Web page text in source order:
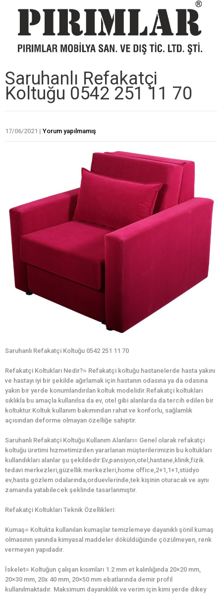
Saruhanlı Refakatçi
Koltuğu 0542 251 11 70
17/06/2021 | Yorum yapılmamış
Saruhanlı Refakatçi Koltuğu 0542 251 11 70
Refakatçi Koltukları Nedir?= Refakatçi koltuğu hastanelerde hasta yakını
ve hastayı iyi bir şekilde ağırlamak için hastanın odasına ya da odasına
yakın bir yerde konumlandırılan koltuk modelidir.Refakatçi koltukları
sıklıkla bu amaçla kullanılsa da ev, otel gibi alanlarda da tercih edilen bir
koltuktur.Koltuk kullanım bakımından rahat ve konforlu, sağlamlık
açısından deforme olmayan özelliğe sahiptir.
Saruhanlı Refakatçi Koltuğu Kullanım Alanları= Genel olarak refakatçi
koltuğu üretimi hizmetimizden yararlanan müşterilerimizin bu koltukları
kullandıkları alanlar şu şekildedir:Ev,pansiyon,otel,hastane,klinik,fizik
tedavi merkezleri,güzellik merkezleri,home office,2+1,1+1,stüdyo
ev,hasta gözlem odalarında,orduevlerinde,tek kişinin oturacak ve aynı
zamanda yatabilecek şeklinde tasarlanmıştır.
Refakatçi Koltukları Teknik Özellikleri:
Kumaş= Koltukta kullanılan kumaşlar temizlemeye dayanıklı şönil kumaş
olmasının yanında kimyasal maddeler döküldüğünde çözülmeyen, renk
vermeyen yapıdadır.
İskelet= Koltuğun çalışan kısımları 1.2 mm et kalınlığında 20×20 mm,
20×30 mm, 20x 40 mm, 20×50 mm ebatlarında demir profil
kullanılmaktadır. Maksimum dayanıklılık ve verim için kimi yerde dikey